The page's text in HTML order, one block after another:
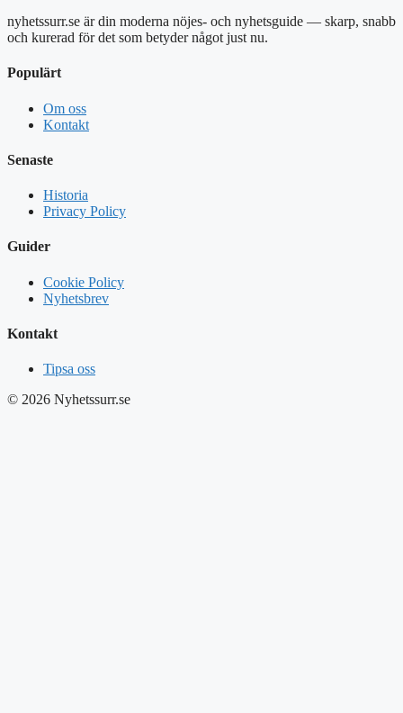
nyhetssurr.se är din moderna nöjes- och nyhetsguide — skarp, snabb
och kurerad för det som betyder något just nu.
Populärt
Om oss
Kontakt
Senaste
Historia
Privacy Policy
Guider
Cookie Policy
Nyhetsbrev
Kontakt
Tipsa oss
© 2026 Nyhetssurr.se